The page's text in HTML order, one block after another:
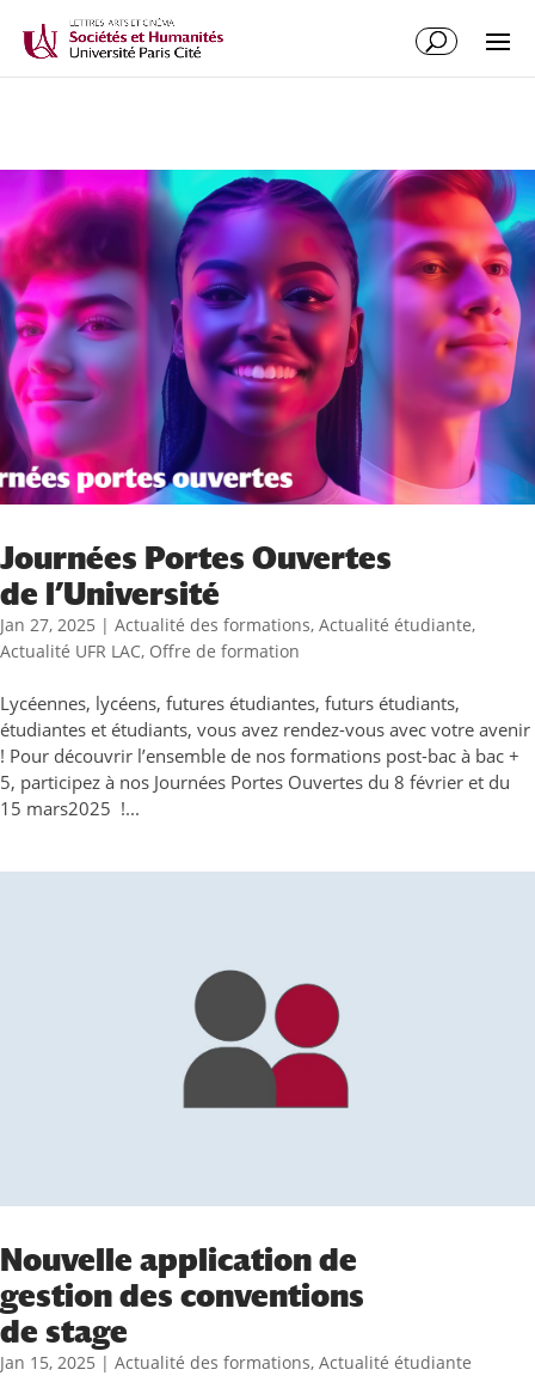
Journées Portes Ouvertes
de l’Université
Jan 27, 2025 | Actualité des formations, Actualité étudiante,
Actualité UFR LAC, Offre de formation
Lycéennes, lycéens, futures étudiantes, futurs étudiants,
étudiantes et étudiants, vous avez rendez-vous avec votre avenir
! Pour découvrir l’ensemble de nos formations post-bac à bac +
5, participez à nos Journées Portes Ouvertes du 8 février et du
15 mars2025 !...
Nouvelle application de
gestion des conventions
de stage
Jan 15, 2025 | Actualité des formations, Actualité étudiante